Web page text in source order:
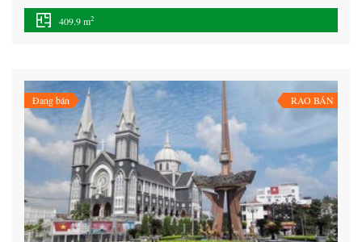
cư. ———————— Cơ sở hạ tầng hoàn chỉnh 100% (điện, đường,
cây xanh, nước… ). Tiện ích đẳng cấp tiêu chuẩn Quốc tế: […]
409.9 m2
Đang bán RAO BÁN